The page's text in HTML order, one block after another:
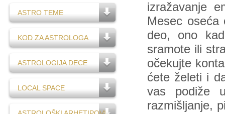
ASTRO TEME
KOD ZA ASTROLOGA
ASTROLOGIJA DECE
LOCAL SPACE
izražavanje
Mesec
deo, ono
sramote ili
očekujte
ćete želeti i
vas podiže
razmišljanje,